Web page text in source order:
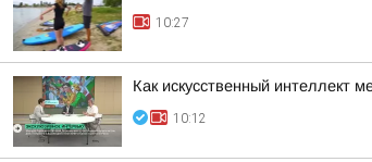
10:27
Как искусственный интеллект
10:12